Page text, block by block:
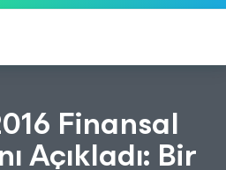
etkilenen
Veeam'in rehberliği
Finansal
Açıkladı: Bir